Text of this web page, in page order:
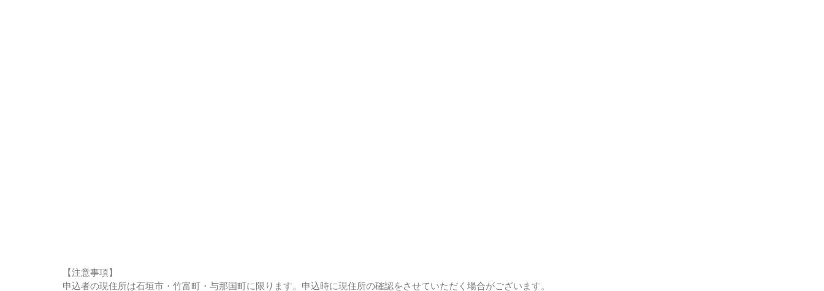
【注意事項】
申込者の現住所は石垣市・竹富町・与那国町に限ります。 申込時に現住所の確認をさせていただく場合がございます。